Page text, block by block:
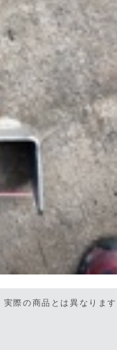
実際の商品とは異なります